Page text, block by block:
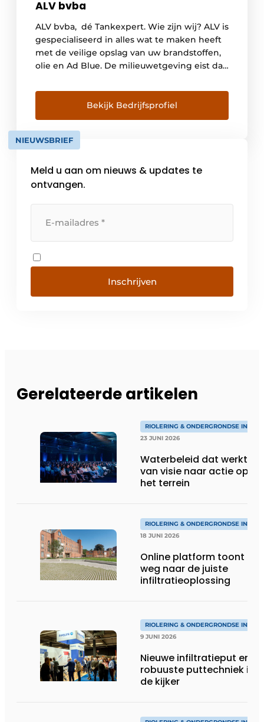
ALV bvba
ALV bvba, dé Tankexpert. Wie zijn wij? ALV is
gespecialiseerd in alles wat te maken heeft
met de veilige opslag van uw brandstoffen,
olie en Ad Blue. De milieuwetgeving eist dat
normen, daarom hebben wij ons hierin
gespecialiseerd en zorgen wij ervoor dat uw
installatie voldoet aan alle eisen. […]
Bekijk Bedrijfsprofiel
NIEUWSBRIEF
Meld u aan om nieuws & updates te
ontvangen.
Inschrijven
Gerelateerde artikelen
RIOLERING & ONDERGRONDSE INFRA
23 JUNI 2026
Waterbeleid dat werkt:
van visie naar actie op
het terrein
RIOLERING & ONDERGRONDSE INFRA
18 JUNI 2026
Online platform toont de
weg naar de juiste
infiltratieoplossing
RIOLERING & ONDERGRONDSE INFRA
9 JUNI 2026
Nieuwe infiltratieput en
robuuste puttechniek in
de kijker